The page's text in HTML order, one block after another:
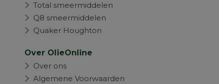
Total smeermiddelen
Q8 smeermiddelen
Quaker Houghton
Over OlieOnline
Over ons
Algemene Voorwaarden